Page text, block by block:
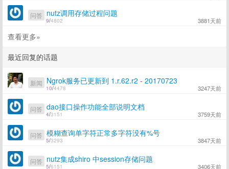
9/4802 3881天前
问答 nutz调用存储过程问题
查看更多»
最近回复的话题
10/4478 3247天前
新闻 Ngrok服务已更新到 1.r.62.r2 - 20170723
4/3151 3759天前
问答 dao接口操作功能全部说明文档
5/3293 3847天前
问答 模糊查询单字符正常多字符没有%号
5/6151 3406天前
问答 nutz集成shiro 中session存储问题